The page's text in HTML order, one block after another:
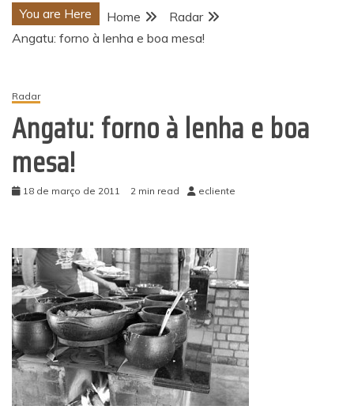
You are Here Home
Radar
Angatu: forno à lenha e boa mesa!
Radar
Angatu: forno à lenha e boa
mesa!
18 de março de 2011 2 min read ecliente